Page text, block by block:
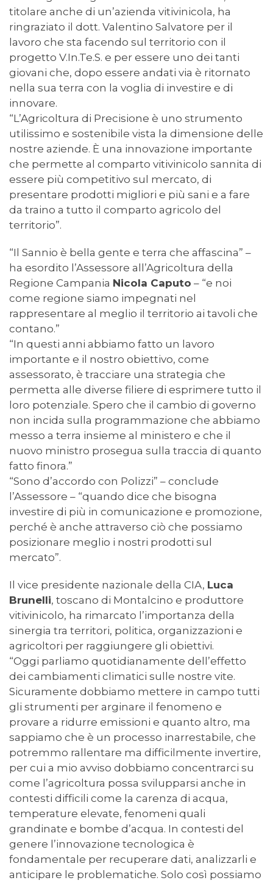
titolare anche di un’azienda vitivinicola, ha
ringraziato il dott. Valentino Salvatore per il
lavoro che sta facendo sul territorio con il
progetto V.In.Te.S. e per essere uno dei tanti
giovani che, dopo essere andati via è ritornato
nella sua terra con la voglia di investire e di
innovare.
“L’Agricoltura di Precisione è uno strumento
utilissimo e sostenibile vista la dimensione delle
nostre aziende. È una innovazione importante
che permette al comparto vitivinicolo sannita di
essere più competitivo sul mercato, di
presentare prodotti migliori e più sani e a fare
da traino a tutto il comparto agricolo del
territorio”.
“Il Sannio è bella gente e terra che affascina” –
ha esordito l’Assessore all’Agricoltura della
Regione Campania Nicola Caputo – “e noi
come regione siamo impegnati nel
rappresentare al meglio il territorio ai tavoli che
contano.”
“In questi anni abbiamo fatto un lavoro
importante e il nostro obiettivo, come
assessorato, è tracciare una strategia che
permetta alle diverse filiere di esprimere tutto il
loro potenziale. Spero che il cambio di governo
non incida sulla programmazione che abbiamo
messo a terra insieme al ministero e che il
nuovo ministro prosegua sulla traccia di quanto
fatto finora.”
“Sono d’accordo con Polizzi” – conclude
l’Assessore – “quando dice che bisogna
investire di più in comunicazione e promozione,
perché è anche attraverso ciò che possiamo
posizionare meglio i nostri prodotti sul
mercato”.
Il vice presidente nazionale della CIA, Luca
Brunelli, toscano di Montalcino e produttore
vitivinicolo, ha rimarcato l’importanza della
sinergia tra territori, politica, organizzazioni e
agricoltori per raggiungere gli obiettivi.
“Oggi parliamo quotidianamente dell’effetto
dei cambiamenti climatici sulle nostre vite.
Sicuramente dobbiamo mettere in campo tutti
gli strumenti per arginare il fenomeno e
provare a ridurre emissioni e quanto altro, ma
sappiamo che è un processo inarrestabile, che
potremmo rallentare ma difficilmente invertire,
per cui a mio avviso dobbiamo concentrarci su
come l’agricoltura possa svilupparsi anche in
contesti difficili come la carenza di acqua,
temperature elevate, fenomeni quali
grandinate e bombe d’acqua. In contesti del
genere l’innovazione tecnologica è
fondamentale per recuperare dati, analizzarli e
anticipare le problematiche. Solo così possiamo